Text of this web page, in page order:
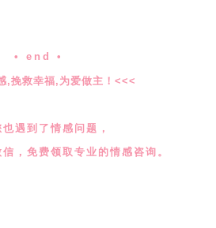
• end •
,挽救幸福,为爱做主！<<<
遇到了情感问题，
，免费领取专业的情感咨询。